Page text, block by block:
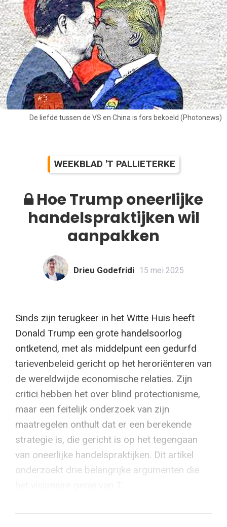
De liefde tussen de VS en China is fors bekoeld (Photonews)
WEEKBLAD 'T PALLIETERKE
Hoe Trump oneerlijke
handelspraktijken wil
aanpakken
Drieu Godefridi 15 mei 2025
Sinds zijn terugkeer in het Witte Huis heeft
Donald Trump een grote handelsoorlog
ontketend, met als middelpunt een gedurfd
tarievenbeleid gericht op het heroriënteren van
de wereldwijde economische relaties. Zijn
critici hebben het over blind protectionisme,
maar een feitelijk onderzoek van zijn
maatregelen onthult dat er een berekende
strategie is, die gericht is op het tegengaan
van oneerlijke handelspraktijken. Dit artikel
onderzoekt drie belangrijke argumenten die